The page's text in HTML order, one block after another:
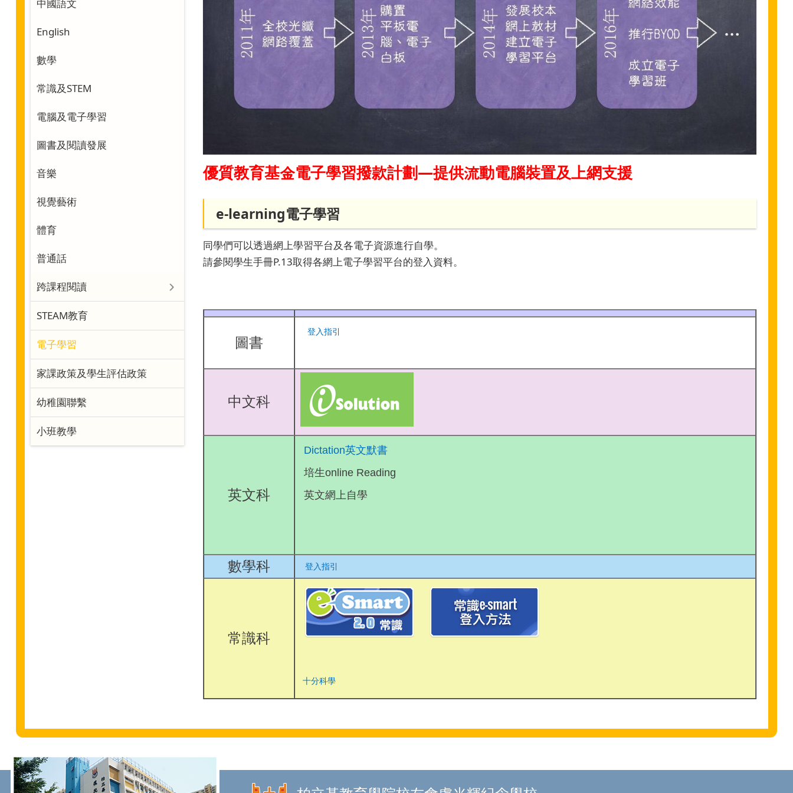
優質教育基金電子學習撥款計劃—提供流動電腦裝置及上網支援
e-learning電子學習
同學們可以透過網上學習平台及各電子資源進行自學。
請參閱學生手冊P.13取得各網上電子學習平台的登入資料。
圖書
登入指引
中文科
英文科
Dictation英文默書
培生online Reading
英文網上自學
數學科 登入指引
常識科
十分科學
中國語文
English
數學
常識及STEM
電腦及電子學習
圖書及閱讀發展
音樂
視覺藝術
體育
普通話
跨課程閱讀
STEAM教育
電子學習
家課政策及學生評估政策
幼稚園聯繫
小班教學